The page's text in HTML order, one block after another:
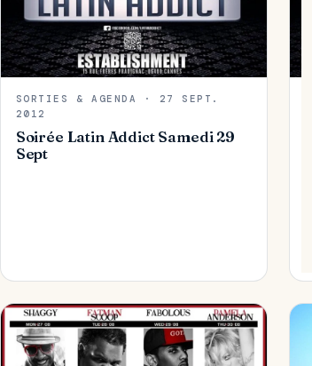
SORTIES & AGENDA · 27 SEPT.
2012
Soirée Latin Addict Samedi 29
Sept